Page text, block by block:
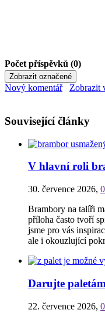
Počet příspěvků (0)
Nový komentář Zobrazit
Související články
V hlavní roli
30. července 2026,
Brambory na talíři
příloha často tvoří
jsme pro vás
ale i okouzlující
Darujte
22. července 2026,